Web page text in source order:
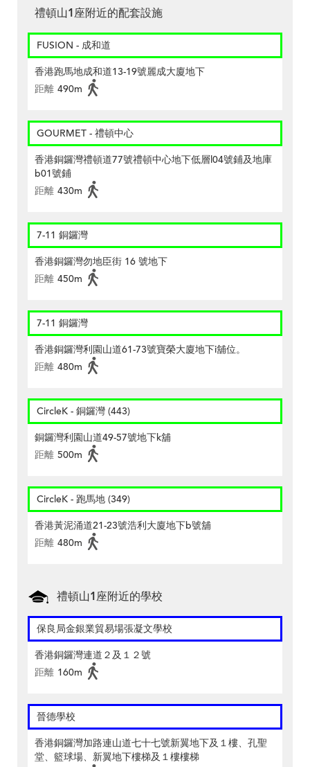
禮頓山1座附近的配套設施
FUSION - 成和道
香港跑馬地成和道13-19號麗成大廈地下
距離 490m
GOURMET - 禮頓中心
香港銅鑼灣禮頓道77號禮頓中心地下低層l04號鋪及地庫
b01號鋪
距離 430m
7-11 銅鑼灣
香港銅鑼灣勿地臣街 16 號地下
距離 450m
7-11 銅鑼灣
香港銅鑼灣利園山道61-73號寶榮大廈地下i舖位。
距離 480m
CircleK - 銅鑼灣 (443)
銅鑼灣利園山道49-57號地下k舖
距離 500m
CircleK - 跑馬地 (349)
香港黃泥涌道21-23號浩利大廈地下b號舖
距離 480m
禮頓山1座附近的學校
保良局金銀業貿易場張凝文學校
香港銅鑼灣連道２及１２號
距離 160m
晉德學校
香港銅鑼灣加路連山道七十七號新翼地下及１樓、孔聖
堂、籃球場、新翼地下樓梯及１樓樓梯